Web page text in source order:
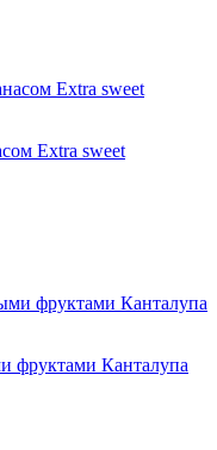
Extra sweet
фруктами Канталупа